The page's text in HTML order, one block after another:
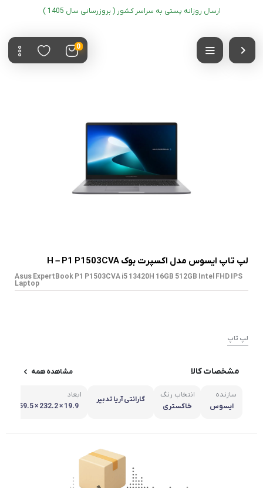
ارسال روزانه پستی به سراسر کشور ( بروزرسانی سال 1405 )
0
لپ تاپ ایسوس مدل اکسپرت بوک H – P1 P1503CVA
Asus ExpertBook P1 P1503CVA i5 13420H 16GB 512GB Intel FHD IPS
Laptop
لپ تاپ
مشخصات کالا مشاهده همه
سازنده
ایسوس
انتخاب رنگ
خاکستری
گارانتی آریا تدبیر
ابعاد